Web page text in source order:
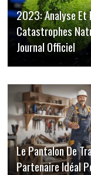
2023: Analyse Et
Catastrophes
Journal Officiel
Le Pantalon De
Partenaire Idéal